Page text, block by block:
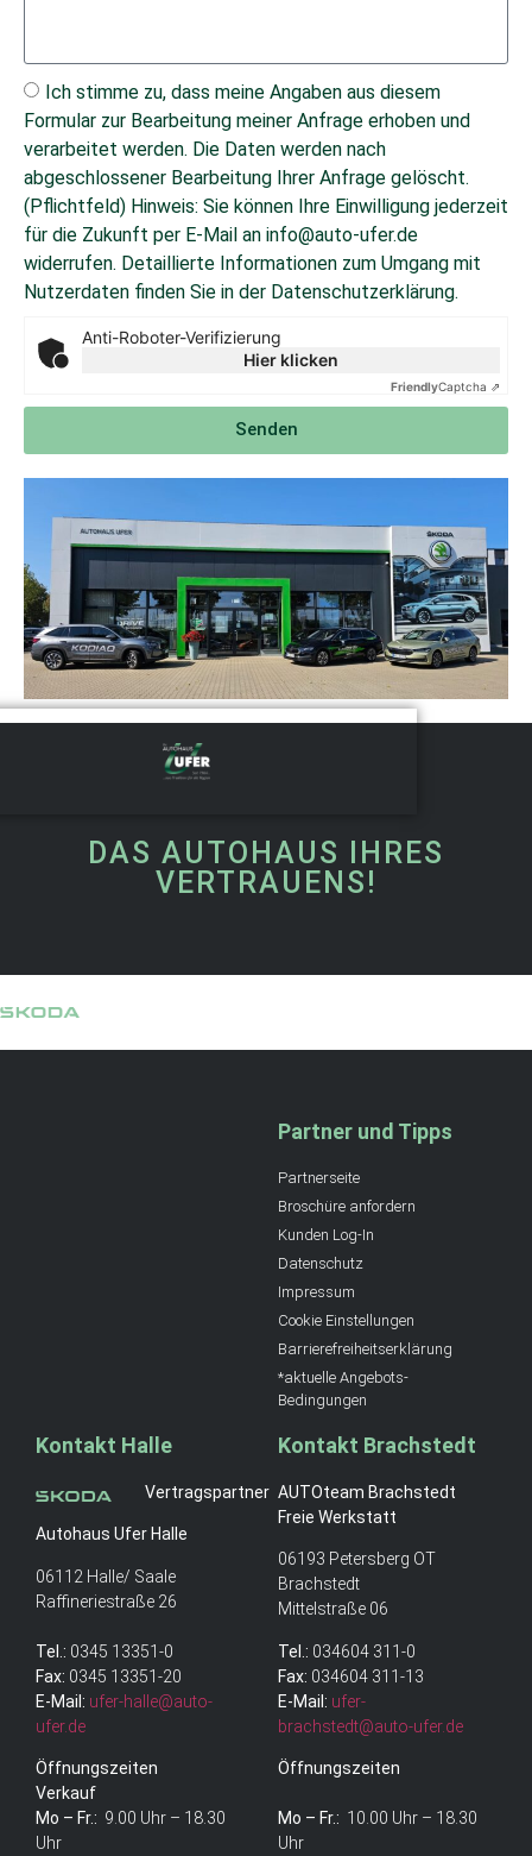
Ich stimme zu, dass meine Angaben aus diesem
Formular zur Bearbeitung meiner Anfrage erhoben und
verarbeitet werden. Die Daten werden nach
abgeschlossener Bearbeitung Ihrer Anfrage gelöscht.
(Pflichtfeld) Hinweis: Sie können Ihre Einwilligung jederzeit
für die Zukunft per E-Mail an info@auto-ufer.de
widerrufen. Detaillierte Informationen zum Umgang mit
Nutzerdaten finden Sie in der Datenschutzerklärung.
Anti-Roboter-Verifizierung
Hier klicken
FriendlyCaptcha ⇗
Senden
DAS AUTOHAUS IHRES
VERTRAUENS!
Partner und Tipps
Partnerseite
Broschüre anfordern
Kunden Log-In
Datenschutz
Impressum
Cookie Einstellungen
Barrierefreiheitserklärung
*aktuelle Angebots-
Bedingungen
Kontakt Halle
Vertragspartner
Autohaus Ufer Halle
06112 Halle/ Saale
Raffineriestraße 26
Tel.: 0345 13351-0
Fax: 0345 13351-20
E-Mail: ufer-halle@auto-
ufer.de
Öffnungszeiten
Verkauf
Mo – Fr.: 9.00 Uhr – 18.30
Uhr
Kontakt Brachstedt
AUTOteam Brachstedt
Freie Werkstatt
06193 Petersberg OT
Brachstedt
Mittelstraße 06
Tel.: 034604 311-0
Fax: 034604 311-13
E-Mail: ufer-
brachstedt@auto-ufer.de
Öffnungszeiten
Mo – Fr.: 10.00 Uhr – 18.30
Uhr